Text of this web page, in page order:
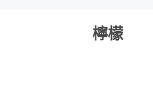
檸檬